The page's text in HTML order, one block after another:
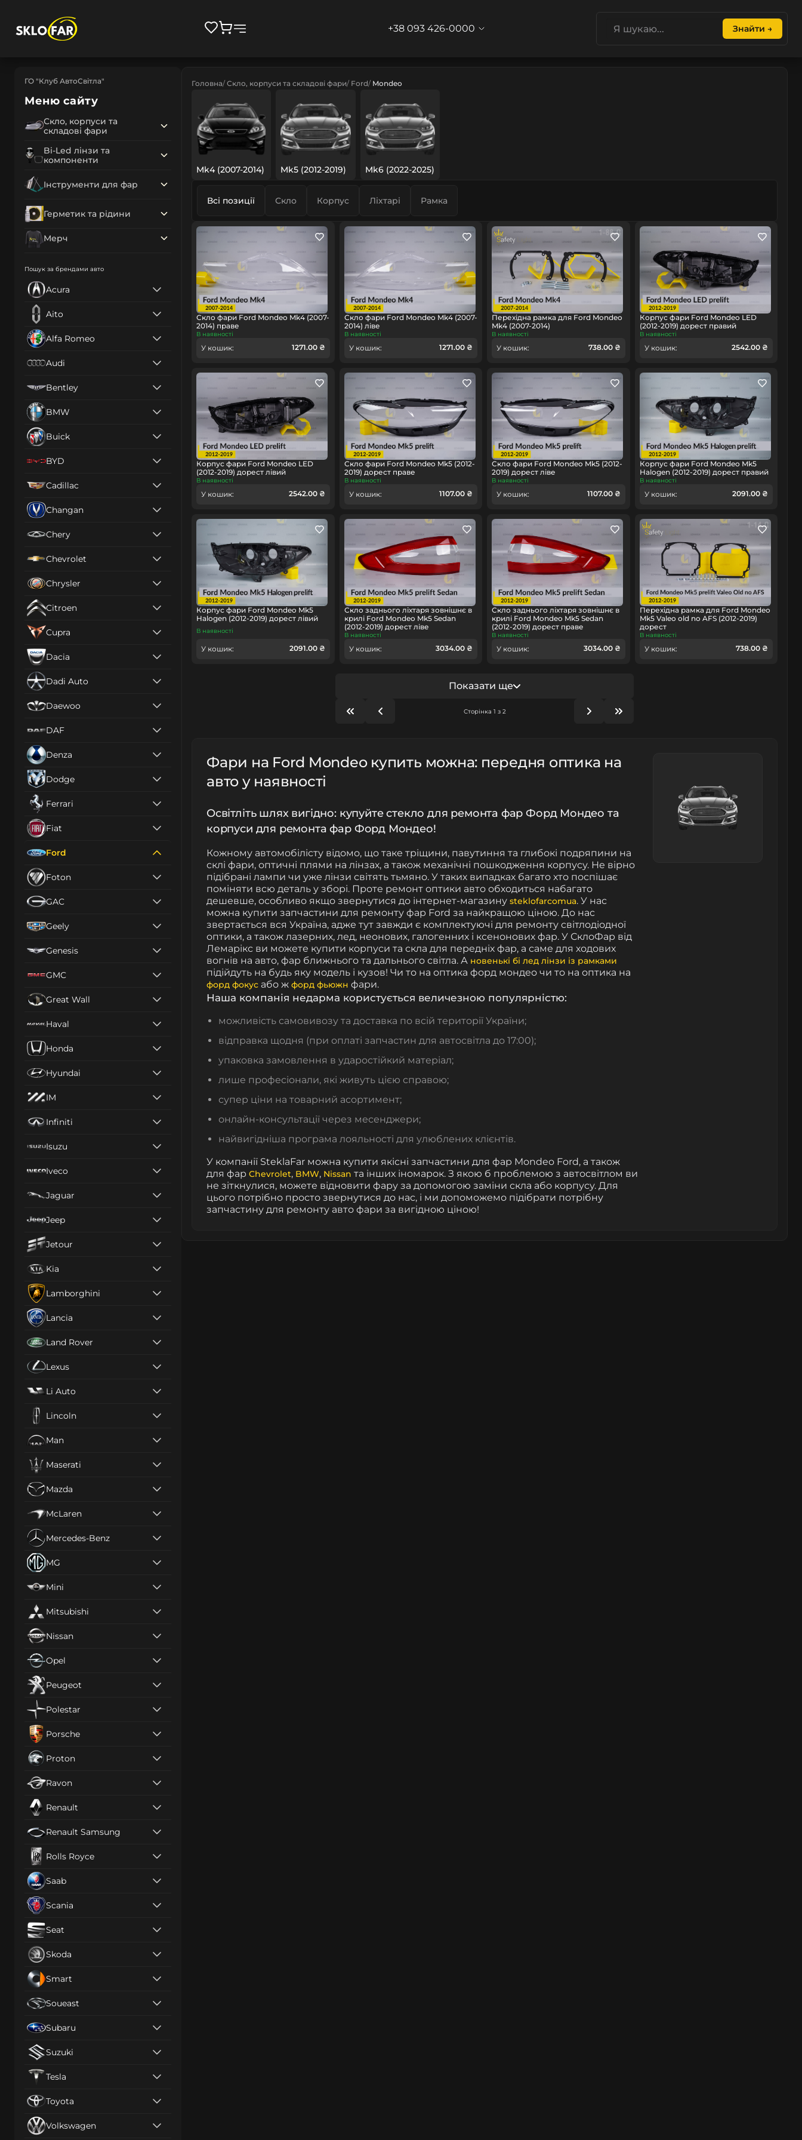
+38 093 426-0000 Знайти →
ГО "Клуб АвтоСвітла"
Меню сайту
Скло, корпуси та
складові фари
Bi-Led лінзи та
компоненти
Інструменти для фар
Герметик та рідини
Мерч
Пошук за брендами авто
Acura
Aito
Alfa Romeo
Audi
Bentley
BMW
Buick
BYD
Cadillac
Changan
Chery
Chevrolet
Chrysler
Citroen
Cupra
Dacia
Dadi Auto
Daewoo
DAF
Denza
Dodge
Ferrari
Fiat
Ford
Foton
GAC
Geely
Genesis
GMC
Great Wall
Haval
Honda
Hyundai
IM
Infiniti
Isuzu
Iveco
Jaguar
Jeep
Jetour
Kia
Lamborghini
Lancia
Land Rover
Lexus
Li Auto
Lincoln
Man
Maserati
Mazda
McLaren
Mercedes-Benz
MG
Mini
Mitsubishi
Nissan
Opel
Peugeot
Polestar
Porsche
Proton
Ravon
Renault
Renault Samsung
Rolls Royce
Saab
Scania
Seat
Skoda
Smart
Soueast
Subaru
Suzuki
Tesla
Toyota
Volkswagen
Головна Скло, корпуси та складові фари Ford Mondeo
Mk4 (2007-2014) Mk5 (2012-2019) Mk6 (2022-2025)
Всі позиції Скло Корпус Ліхтарі Рамка
Скло фари Ford Mondeo Mk4 (2007-
2014) праве
В наявності
У кошик: 1271.00 ₴
Скло фари Ford Mondeo Mk4 (2007-
2014) ліве
В наявності
У кошик: 1271.00 ₴
Перехідна рамка для Ford Mondeo
Mk4 (2007-2014)
В наявності
У кошик: 738.00 ₴
Корпус фари Ford Mondeo LED
(2012-2019) дорест правий
В наявності
У кошик: 2542.00 ₴
Корпус фари Ford Mondeo LED
(2012-2019) дорест лівий
В наявності
У кошик: 2542.00 ₴
Скло фари Ford Mondeo Mk5 (2012-
2019) дорест праве
В наявності
У кошик: 1107.00 ₴
Скло фари Ford Mondeo Mk5 (2012-
2019) дорест ліве
В наявності
У кошик: 1107.00 ₴
Корпус фари Ford Mondeo Mk5
Halogen (2012-2019) дорест правий
В наявності
У кошик: 2091.00 ₴
Корпус фари Ford Mondeo Mk5
Halogen (2012-2019) дорест лівий
В наявності
У кошик: 2091.00 ₴
Скло заднього ліхтаря зовнішнє в
крилі Ford Mondeo Mk5 Sedan
(2012-2019) дорест ліве
В наявності
У кошик: 3034.00 ₴
Скло заднього ліхтаря зовнішнє в
крилі Ford Mondeo Mk5 Sedan
(2012-2019) дорест праве
В наявності
У кошик: 3034.00 ₴
Перехідна рамка для Ford Mondeo
Mk5 Valeo old no AFS (2012-2019)
дорест
В наявності
У кошик: 738.00 ₴
Показати ще
Сторінка 1 з 2
Фари на Ford Mondeo купить можна: передня оптика на
авто у наявності
Освітліть шлях вигідно: купуйте стекло для ремонта фар Форд Мондео та
корпуси для ремонта фар Форд Мондео!
Кожному автомобілісту відомо, що таке тріщини, павутиння та глибокі подряпини на
склі фари, оптичні плями на лінзах, а також механічні пошкодження корпусу. Не вірно
підібрані лампи чи уже лінзи світять тьмяно. У таких випадках багато хто поспішає
поміняти всю деталь у зборі. Проте ремонт оптики авто обходиться набагато
дешевше, особливо якщо звернутися до інтернет-магазину steklofarcomua. У нас
можна купити запчастини для ремонту фар Ford за найкращою ціною. До нас
звертається вся Україна, адже тут завжди є комплектуючі для ремонту світлодіодної
оптики, а також лазерних, лед, неонових, галогенних і ксенонових фар. У СклоФар від
Лемарікс ви можете купити корпуси та скла для передніх фар, а саме для ходових
вогнів на авто, фар ближнього та дальнього світла. А новенькі бі лед лінзи із рамками
підійдуть на будь яку модель і кузов! Чи то на оптика форд мондео чи то на оптика на
форд фокус або ж форд фьюжн фари.
Наша компанія недарма користується величезною популярністю:
можливість самовивозу та доставка по всій території України;
відправка щодня (при оплаті запчастин для автосвітла до 17:00);
упаковка замовлення в ударостійкий матеріал;
лише професіонали, які живуть цією справою;
супер ціни на товарний асортимент;
онлайн-консультації через месенджери;
найвигідніша програма лояльності для улюблених клієнтів.
У компанії SteklaFar можна купити якісні запчастини для фар Mondeo Ford, а також
для фар Chevrolet, BMW, Nissan та інших іномарок. З якою б проблемою з автосвітлом ви
не зіткнулися, можете відновити фару за допомогою заміни скла або корпусу. Для
цього потрібно просто звернутися до нас, і ми допоможемо підібрати потрібну
запчастину для ремонту авто фари за вигідною ціною!